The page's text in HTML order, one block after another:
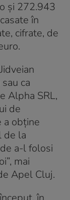
şi 272.943
în
cifrate, de
ca
Alpha SRL,
de
a obţine
de la
a-l folosi
mai
Apel Cluj.